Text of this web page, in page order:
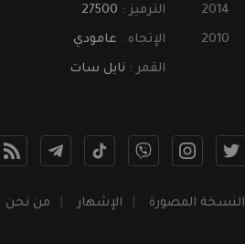
2014
2010
الترميز : 27500
الإتجاه : عامودي
القمر : نايل سات
النسخة المصورة الإشهار من نحن